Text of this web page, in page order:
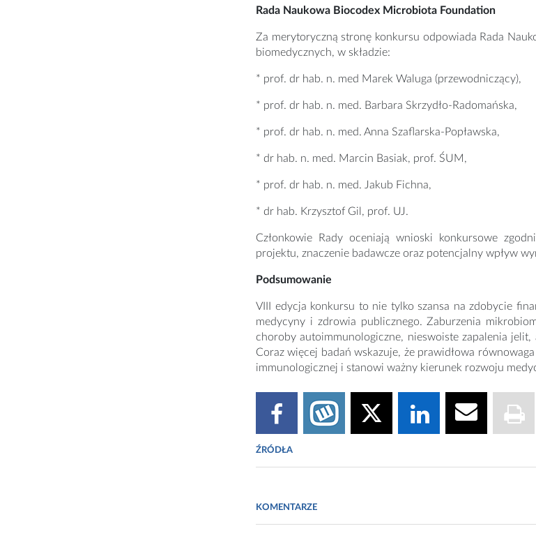
Rada Naukowa Biocodex Microbiota Foundation
Za merytoryczną stronę konkursu odpowiada Rada
biomedycznych, w składzie:
* prof. dr hab. n. med Marek Waluga (przewodniczący),
* prof. dr hab. n. med. Barbara Skrzydło-Radomańska,
* prof. dr hab. n. med. Anna Szaflarska-Popławska,
* dr hab. n. med. Marcin Basiak, prof. ŚUM,
* prof. dr hab. n. med. Jakub Fichna,
* dr hab. Krzysztof Gil, prof. UJ.
Członkowie Rady oceniają wnioski konkursowe
projektu, znaczenie badawcze oraz potencjalny wpływ
Podsumowanie
VIII edycja konkursu to nie tylko szansa na zdobycie
medycyny i zdrowia publicznego. Zaburzenia
choroby autoimmunologiczne, nieswoiste zapalenia
Coraz więcej badań wskazuje, że prawidłowa
immunologicznej i stanowi ważny kierunek rozwoju
ŹRÓDŁA
KOMENTARZE